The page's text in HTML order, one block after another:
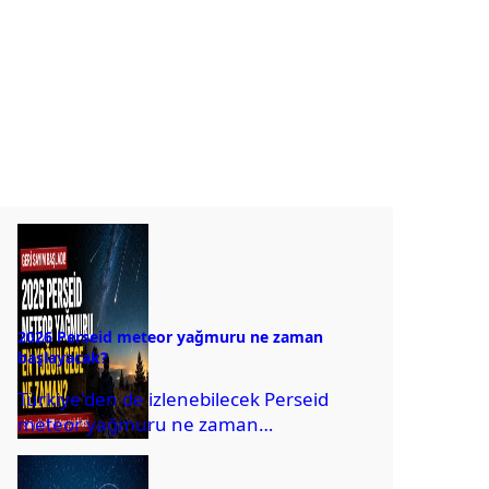
2026 Perseid meteor yağmuru ne zaman
başlayacak?
Türkiye'den de izlenebilecek Perseid
meteor yağmuru ne zaman
gerçekleşecek? En iyi hangi bölgelerden
izlenebilecek?